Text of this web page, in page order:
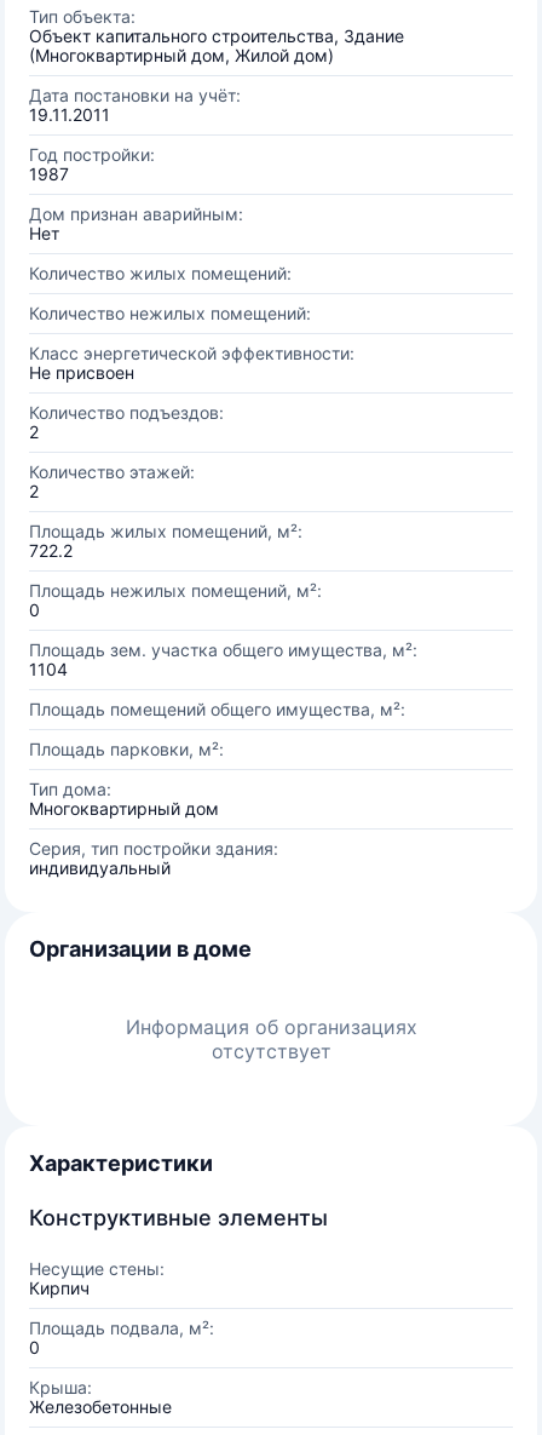
Тип объекта:
Объект капитального строительства, Здание
(Многоквартирный дом, Жилой дом)
Дата постановки на учёт:
19.11.2011
Год постройки:
1987
Дом признан аварийным:
Нет
Количество жилых помещений:
Количество нежилых помещений:
Класс энергетической эффективности:
Не присвоен
Количество подъездов:
2
Количество этажей:
2
Площадь жилых помещений, м²:
722.2
Площадь нежилых помещений, м²:
0
Площадь зем. участка общего имущества, м²:
1104
Площадь помещений общего имущества, м²:
Площадь парковки, м²:
Тип дома:
Многоквартирный дом
Серия, тип постройки здания:
индивидуальный
Организации в доме
Информация об организациях
отсутствует
Характеристики
Конструктивные элементы
Несущие стены:
Кирпич
Площадь подвала, м²:
0
Крыша:
Железобетонные